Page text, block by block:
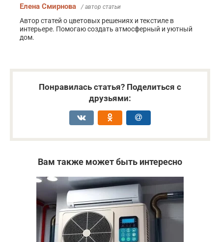
Елена Смирнова / автор статьи
Автор статей о цветовых решениях и текстиле в
интерьере. Помогаю создать атмосферный и уютный
дом.
Понравилась статья? Поделиться с
друзьями:
Вам также может быть интересно